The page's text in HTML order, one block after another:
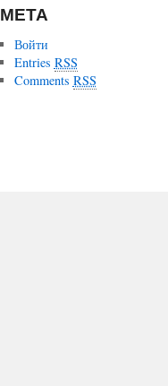
МЕТА
Войти
Entries RSS
Comments RSS